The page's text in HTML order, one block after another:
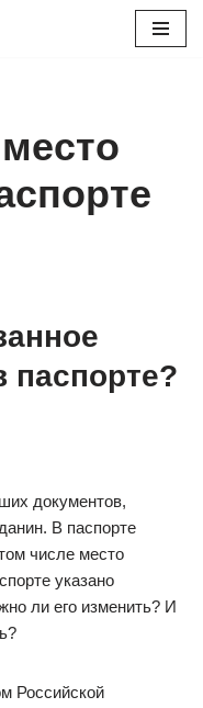
паспорте?
документов,
В паспорте
числе место
указано
ли его изменить? И
Российской